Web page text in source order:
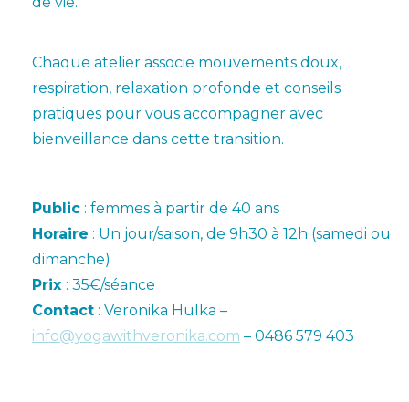
Chaque atelier associe mouvements doux,
respiration, relaxation profonde et conseils
pratiques pour vous accompagner avec
bienveillance dans cette transition.
Public : femmes à partir de 40 ans
Horaire : Un jour/saison, de 9h30 à 12h (samedi ou
dimanche)
Prix : 35€/séance
Contact : Veronika Hulka –
info@yogawithveronika.com – 0486 579 403